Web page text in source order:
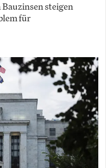
steigen
für